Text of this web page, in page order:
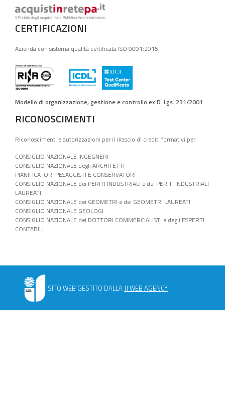
CERTIFICAZIONI
Azienda con sistema qualità certificata ISO 9001:2015
Modello di organizzazione, gestione e controllo ex D. Lgs. 231/2001
RICONOSCIMENTI
Riconoscimenti e autorizzazioni per il rilascio di crediti formativi per:
CONSIGLIO NAZIONALE INGEGNERI
CONSIGLIO NAZIONALE degli ARCHITETTI
PIANIFICATORI PESAGGISTI E CONSERVATORI
CONSIGLIO NAZIONALE dei PERITI INDUSTRIALI e dei PERITI INDUSTRIALI
LAUREATI
CONSIGLIO NAZIONALE dei GEOMETRI e dei GEOMETRI LAUREATI
CONSIGLIO NAZIONALE GEOLOGI
CONSIGLIO NAZIONALE dei DOTTORI COMMERCIALISTI e degli ESPERTI
CONTABILI
SITO WEB GESTITO DALLA JJ WEB AGENCY